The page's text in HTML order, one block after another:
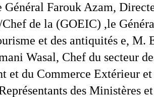
Farouk Azam,
de la (GOEIC) ,le
et des antiquités e, M.
Wasal, Chef du secteur
et du Commerce Extérieur
des Ministères